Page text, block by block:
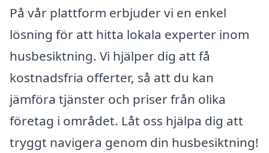
På vår plattform erbjuder vi en enkel
lösning för att hitta lokala experter inom
husbesiktning. Vi hjälper dig att få
kostnadsfria offerter, så att du kan
jämföra tjänster och priser från olika
företag i området. Låt oss hjälpa dig att
tryggt navigera genom din husbesiktning!